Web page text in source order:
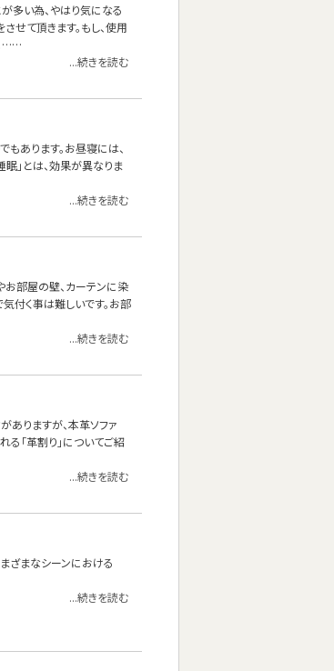
多い為、やはり気になる
せて頂きます。もし、使用
……
...続きを読む
あります。お昼寝には、
眠」とは、効果が異なりま
...続きを読む
お部屋の壁、カーテンに染
付く事は難しいです。お部
...続きを読む
ありますが、本革ソファ
る「革割り」についてご紹
...続きを読む
ざまなシーンにおける
...続きを読む